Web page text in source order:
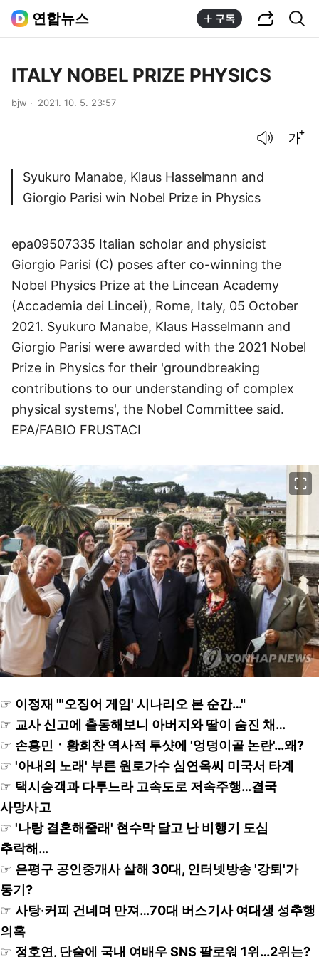
연합뉴스 구독
ITALY NOBEL PRIZE PHYSICS
bjw 2021. 10. 5. 23:57
Syukuro Manabe, Klaus Hasselmann and
Giorgio Parisi win Nobel Prize in Physics
epa09507335 Italian scholar and physicist
Giorgio Parisi (C) poses after co-winning the
Nobel Physics Prize at the Lincean Academy
(Accademia dei Lincei), Rome, Italy, 05 October
2021. Syukuro Manabe, Klaus Hasselmann and
Giorgio Parisi were awarded with the 2021 Nobel
Prize in Physics for their 'groundbreaking
contributions to our understanding of complex
physical systems', the Nobel Committee said.
EPA/FABIO FRUSTACI
☞ 이정재 "'오징어 게임' 시나리오 본 순간…"
☞ 교사 신고에 출동해보니 아버지와 딸이 숨진 채…
☞ 손흥민ㆍ황희찬 역사적 투샷에 '엉덩이골 논란'…왜?
☞ '아내의 노래' 부른 원로가수 심연옥씨 미국서 타계
☞ 택시승객과 다투느라 고속도로 저속주행…결국
사망사고
☞ '나랑 결혼해줄래' 현수막 달고 난 비행기 도심
추락해…
☞ 은평구 공인중개사 살해 30대, 인터넷방송 '강퇴'가
동기?
☞ 사탕·커피 건네며 만져…70대 버스기사 여대생 성추행
의혹
☞ 정호연, 단숨에 국내 여배우 SNS 팔로워 1위…2위는?